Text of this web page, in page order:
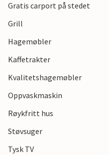
Gratis carport på stedet
Grill
Hagemøbler
Kaffetrakter
Kvalitetshagemøbler
Oppvaskmaskin
Røykfritt hus
Støvsuger
Tysk TV